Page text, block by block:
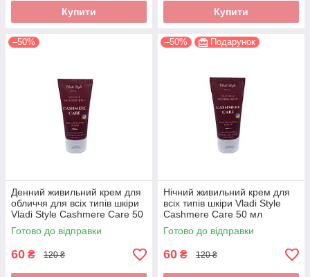
Купити Купити
–50%
Денний живильний крем для
обличчя для всіх типів шкіри
Vladi Style Cashmere Care 50
мл
Готово до відправки
60 ₴ 120 ₴
–50% Подарунок
Нічний живильний крем для
всіх типів шкіри Vladi Style
Cashmere Care 50 мл
Готово до відправки
60 ₴ 120 ₴